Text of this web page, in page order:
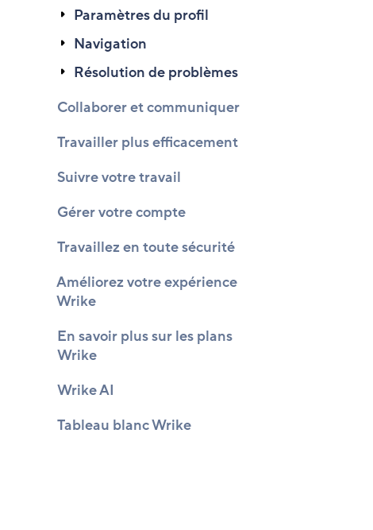
Paramètres du profil
Navigation
Résolution de problèmes
Collaborer et communiquer
Travailler plus efficacement
Suivre votre travail
Gérer votre compte
Travaillez en toute sécurité
Améliorez votre expérience
Wrike
En savoir plus sur les plans
Wrike
Wrike AI
Tableau blanc Wrike